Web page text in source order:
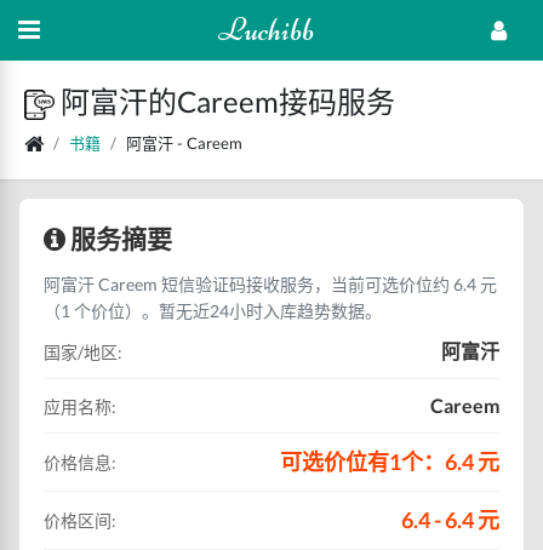
Luchibb
阿富汗的Careem接码服务
书籍 阿富汗 - Careem
服务摘要
阿富汗 Careem 短信验证码接收服务，当前可选价位约 6.4 元
（1 个价位）。暂无近24小时入库趋势数据。
国家/地区:
阿富汗
应用名称: Careem
价格信息: 可选价位有1个：6.4 元
价格区间: 6.4 - 6.4 元